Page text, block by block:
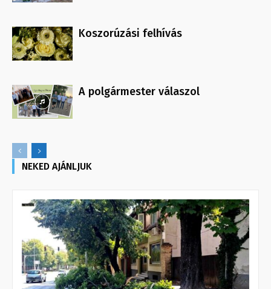
Koszorúzási felhívás
A polgármester válaszol
NEKED AJÁNLJUK